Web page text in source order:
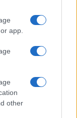
app.
other